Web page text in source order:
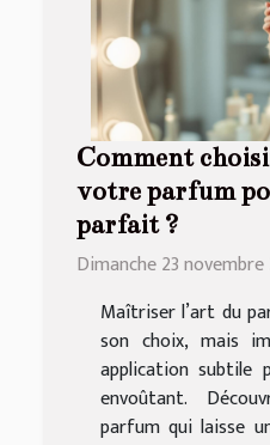
Comment
votre parfum
parfait ?
Dimanche 23
Maîtriser l’art du
son choix, mais
application subtile
envoûtant.
parfum qui laisse